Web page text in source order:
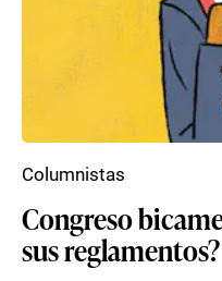
Congreso
sus reglamentos?
Columnistas